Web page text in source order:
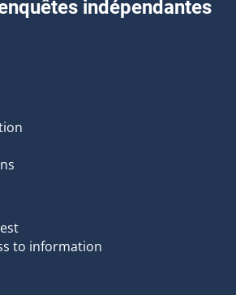
indépendantes
to information